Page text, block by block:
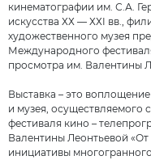
кинематографии им. С.А.
искусства ХХ — ХХI вв.,
художественного музея
Международного
просмотра им. Валентины
Выставка – это
и музея, осуществляемого
фестиваля кино –
Валентины Леонтьевой
инициативы